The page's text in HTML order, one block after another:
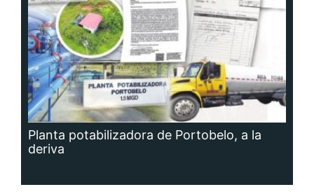
Planta potabilizadora de Portobelo, a la
deriva